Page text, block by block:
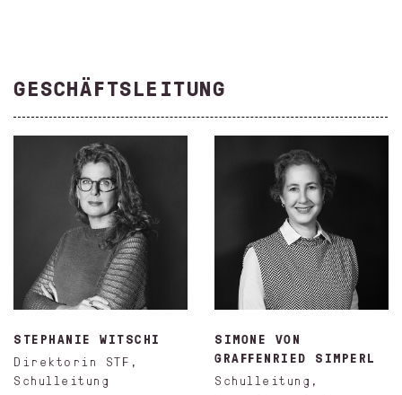
GESCHÄFTSLEITUNG
STEPHANIE WITSCHI
Direktorin STF,
Schulleitung
SIMONE VON
GRAFFENRIED SIMPERL
Schulleitung,